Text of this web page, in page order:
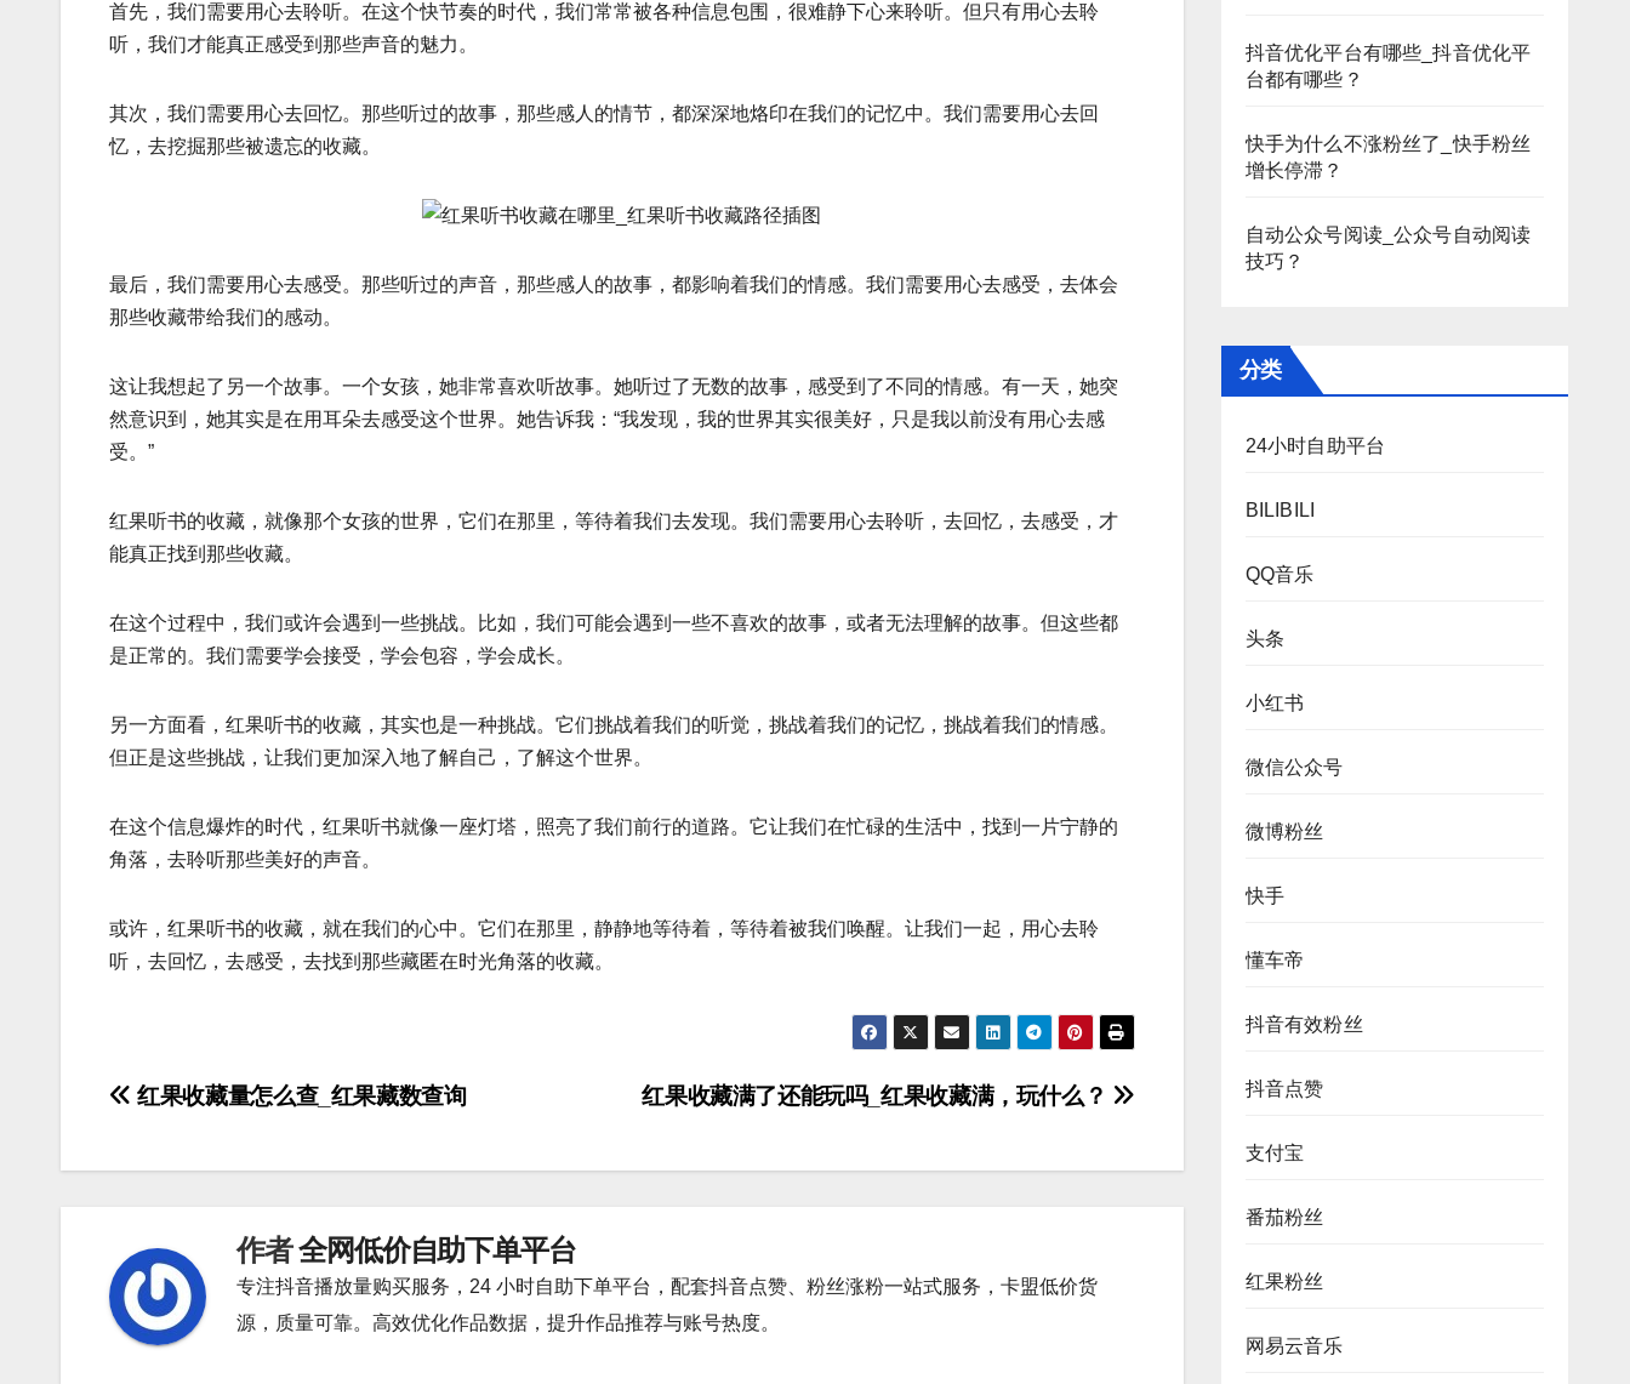
首先，我们需要用心去聆听。在这个快节奏的时代，我们常常被各种信息包围，很难静下心来聆听。但只有用心去聆
听，我们才能真正感受到那些声音的魅力。
其次，我们需要用心去回忆。那些听过的故事，那些感人的情节，都深深地烙印在我们的记忆中。我们需要用心去回
忆，去挖掘那些被遗忘的收藏。
最后，我们需要用心去感受。那些听过的声音，那些感人的故事，都影响着我们的情感。我们需要用心去感受，去体会
那些收藏带给我们的感动。
这让我想起了另一个故事。一个女孩，她非常喜欢听故事。她听过了无数的故事，感受到了不同的情感。有一天，她突
然意识到，她其实是在用耳朵去感受这个世界。她告诉我：“我发现，我的世界其实很美好，只是我以前没有用心去感
受。”
红果听书的收藏，就像那个女孩的世界，它们在那里，等待着我们去发现。我们需要用心去聆听，去回忆，去感受，才
能真正找到那些收藏。
在这个过程中，我们或许会遇到一些挑战。比如，我们可能会遇到一些不喜欢的故事，或者无法理解的故事。但这些都
是正常的。我们需要学会接受，学会包容，学会成长。
另一方面看，红果听书的收藏，其实也是一种挑战。它们挑战着我们的听觉，挑战着我们的记忆，挑战着我们的情感。
但正是这些挑战，让我们更加深入地了解自己，了解这个世界。
在这个信息爆炸的时代，红果听书就像一座灯塔，照亮了我们前行的道路。它让我们在忙碌的生活中，找到一片宁静的
角落，去聆听那些美好的声音。
或许，红果听书的收藏，就在我们的心中。它们在那里，静静地等待着，等待着被我们唤醒。让我们一起，用心去聆
听，去回忆，去感受，去找到那些藏匿在时光角落的收藏。
文
航
红果收藏满了还能玩吗_红果收藏满，玩什么？
红果收藏量怎么查_红果藏数查询
作者全网低价自助下单平台
专注抖音播放量购买服务，24 小时自助下单平台，配套抖音点赞、粉丝涨粉一站式服务，卡盟低价货
源，质量可靠。高效优化作品数据，提升作品推荐与账号热度。
抖音优化平台有哪些_抖音优化平
台都有哪些？
快手为什么不涨粉丝了_快手粉丝
增长停滞？
自动公众号阅读_公众号自动阅读
技巧？
分类
24小时自助平台
BILIBILI
QQ音乐
头条
小红书
微信公众号
微博粉丝
快手
懂车帝
抖音有效粉丝
抖音点赞
支付宝
番茄粉丝
红果粉丝
网易云音乐